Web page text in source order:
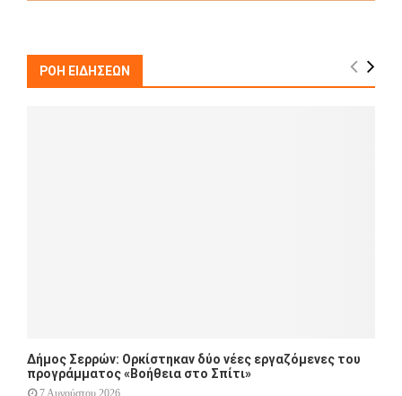
f
A
ΡΟΗ ΕΙΔΗΣΕΩΝ
Δήμος Σερρών: Ορκίστηκαν δύο νέες εργαζόμενες του
προγράμματος «Βοήθεια στο Σπίτι»
7 Αυγούστου 2026